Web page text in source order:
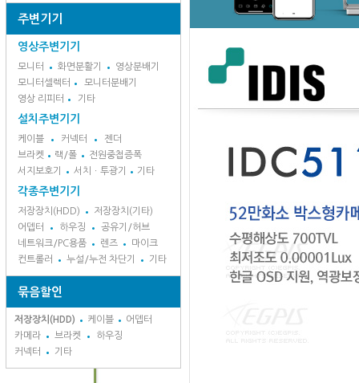
주변기기
영상주변기기
모니터 화면분활기
영상분배기
모니터셀렉터
모니터분배기
영상 리피터
기타
설치주변기기
케이블 커넥터
젠더
브라켓
랙/폴
전원중첩증폭
서지보호기
서치ㆍ투광기 기타
각종주변기기
저장장치(HDD)
저장장치(기타)
어뎁터
하우징
공유기/허브
네트워크/PC용품
렌즈
마이크
컨트롤러
누설/누전 차단기 기타
묶음할인
저장장치(HDD) 케이블
어뎁터
카메라
브라켓
하우징
커넥터
기타